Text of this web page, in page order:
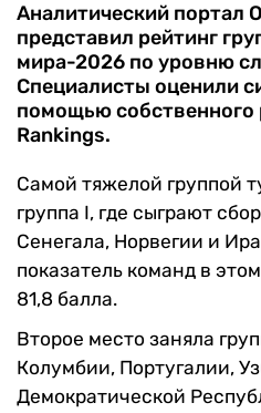
Аналитический портал
представил рейтинг
мира-2026 по уровню
Специалисты оценили
помощью собственного
Rankings.
Самой тяжелой группой
группа I, где сыграют
Сенегала, Норвегии и
показатель команд в
81,8 балла.
Второе место заняла
Колумбии, Португалии,
Демократической